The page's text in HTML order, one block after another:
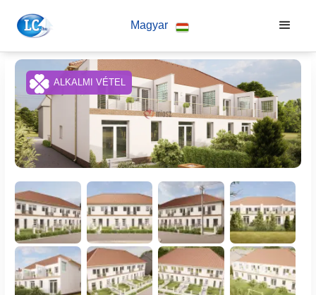
Magyar
ALKALMI VÉTEL